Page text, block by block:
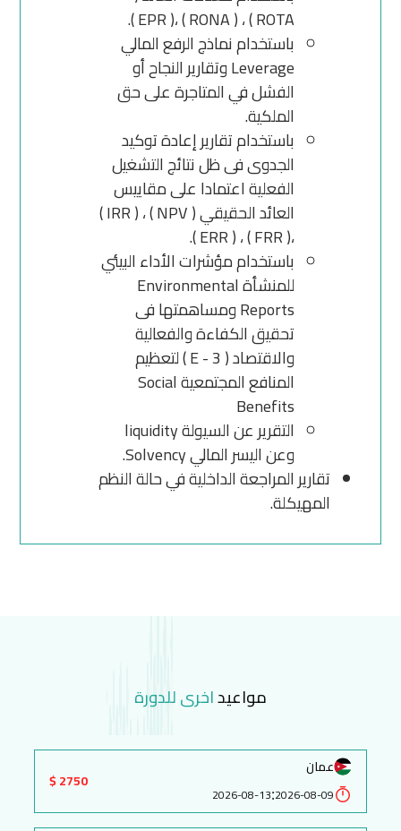
ROTA ) ، ( RONA ) ،( EPR ).
باستخدام نماذج الرفع المالي
Leverage وتقارير النجاح أو
الفشل في المتاجرة على حق
الملكية.
باستخدام تقارير إعادة توكيد
الجدوى فى ظل نتائج التشغيل
الفعلية اعتمادا على مقاييس
العائد الحقيقي ( NPV ) ، ( IRR )
،( FRR ) ، ( ERR ).
باستخدام مؤشرات الأداء البيئي
للمنشأة Environmental
Reports ومساهمتها فى
تحقيق الكفاءة والفعالية
والاقتصاد ( 3 - E ) لتعظيم
المنافع المجتمعية Social
Benefits
التقرير عن السيولة liquidity
وعن اليسر المالي Solvency.
تقارير المراجعة الداخلية في حالة النظم
المهيكلة.
مواعيداخرى للدورة
عمان
2026-08-09
:
2026-08-13
2750 $